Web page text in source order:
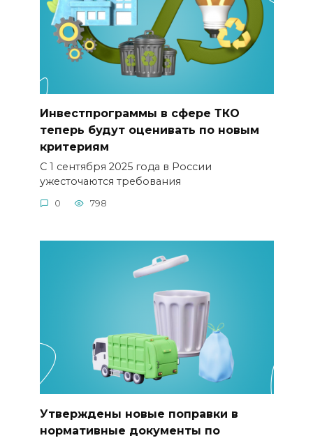
Инвестпрограммы в сфере ТКО
теперь будут оценивать по новым
критериям
С 1 сентября 2025 года в России
ужесточаются требования
0 798
Утверждены новые поправки в
нормативные документы по